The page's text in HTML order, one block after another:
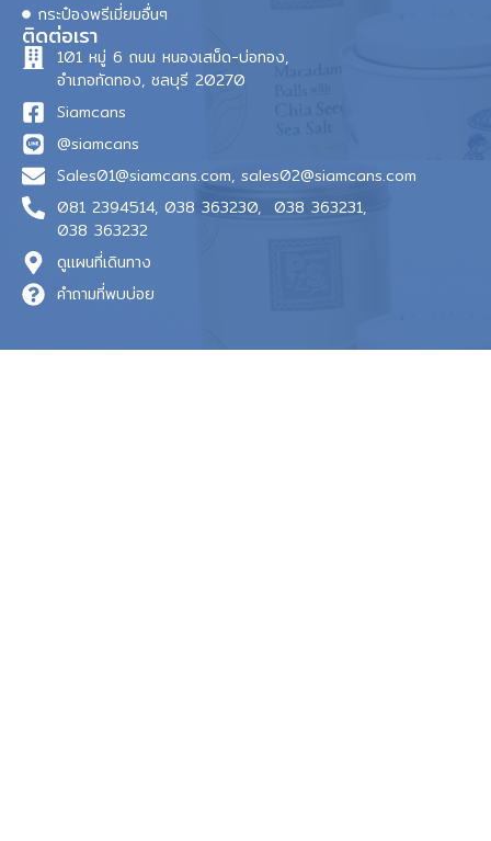
กระป๋องพรีเมี่ยมอื่นๆ
ติดต่อเรา
101 หมู่ 6 ถนน หนองเสม็ด-บ่อทอง,
อำเภอทัดทอง, ชลบุรี 20270
Siamcans
@siamcans
Sales01@siamcans.com, sales02@siamcans.com
081 2394514, 038 363230, 038 363231,
038 363232
ดูแผนที่เดินทาง
คำถามที่พบบ่อย